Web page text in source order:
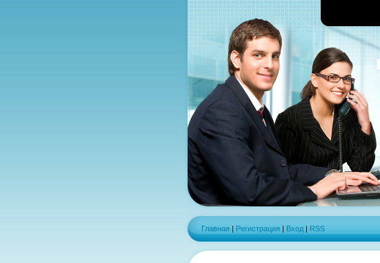
Главная | Регистрация | Вход | RSS